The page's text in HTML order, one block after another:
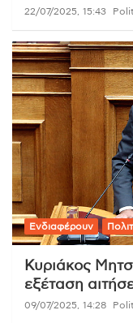
22/07/2025, 15:43
Ενδιαφέρουν
Κυριάκος
εξέταση
09/07/2025, 14:28